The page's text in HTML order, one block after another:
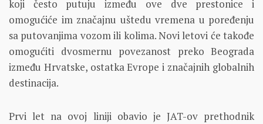
koji često putuju između ove dve prestonice i
omogućiće im značajnu uštedu vremena u poređenju
sa putovanjima vozom ili kolima. Novi letovi će takođe
omogućiti dvosmernu povezanost preko Beograda
između Hrvatske, ostatka Evrope i značajnih globalnih
destinacija.
Prvi let na ovoj liniji obavio je JAT-ov prethodnik